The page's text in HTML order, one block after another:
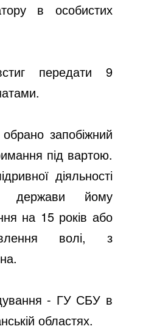
в особистих
передати 9
запобіжний
під вартою.
діяльності
держави йому
на 15 років або
волі, з
- ГУ СБУ в
областях.